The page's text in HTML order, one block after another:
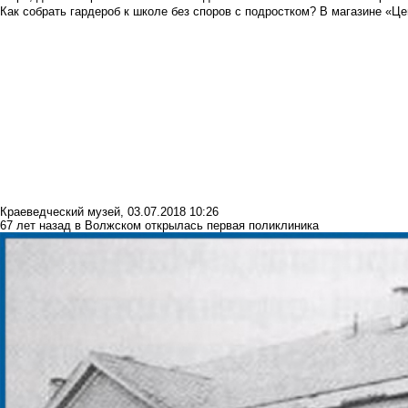
Как собрать гардероб к школе без споров с подростком? В магазине
Краеведческий музей, 03.07.2018 10:26
67 лет назад в Волжском открылась первая поликлиника